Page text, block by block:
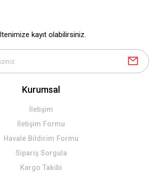
alternatifler olmalı.
Gönder
kayıt olabilirsiniz.
Kurumsal
İletişim
İletişim Formu
Havale Bildirim Formu
Sipariş Sorgula
Kargo Takibi